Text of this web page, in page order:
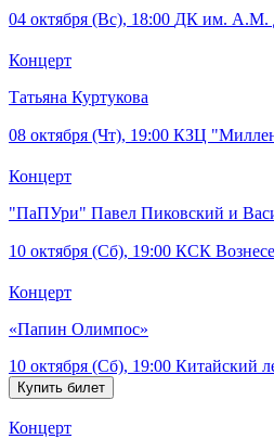
04 октября (Вс), 18:00 ДК им. А.М.
Концерт
Татьяна Куртукова
08 октября (Чт), 19:00 КЗЦ
Концерт
"ПаПУри" Павел Пиковский и
10 октября (Сб), 19:00 КСК
Концерт
«Папин Олимпос»
10 октября (Сб), 19:00 Китайский
Концерт